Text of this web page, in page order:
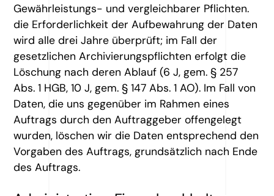
Gewährleistungs- und vergleichbarer Pflichten.
die Erforderlichkeit der Aufbewahrung der Daten
wird alle drei Jahre überprüft; im Fall der
gesetzlichen Archivierungspflichten erfolgt die
Löschung nach deren Ablauf (6 J, gem. § 257
Abs. 1 HGB, 10 J, gem. § 147 Abs. 1 AO). Im Fall von
Daten, die uns gegenüber im Rahmen eines
Auftrags durch den Auftraggeber offengelegt
wurden, löschen wir die Daten entsprechend den
Vorgaben des Auftrags, grundsätzlich nach Ende
des Auftrags.